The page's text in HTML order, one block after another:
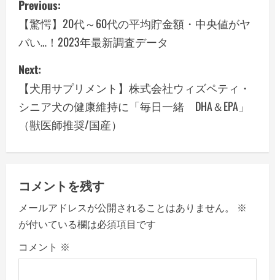
o
s
t
n
a
v
i
g
a
t
Previous:
【驚愕】20代～60代の平均貯金額・中央値がヤ
バい…！2023年最新調査データ
Next:
【犬用サプリメント】株式会社ウィズペティ・
シニア犬の健康維持に「毎日一緒 DHA＆EPA」
（獣医師推奨/国産）
コメントを残す
メールアドレスが公開されることはありません。
※
が付いている欄は必須項目です
コメント ※